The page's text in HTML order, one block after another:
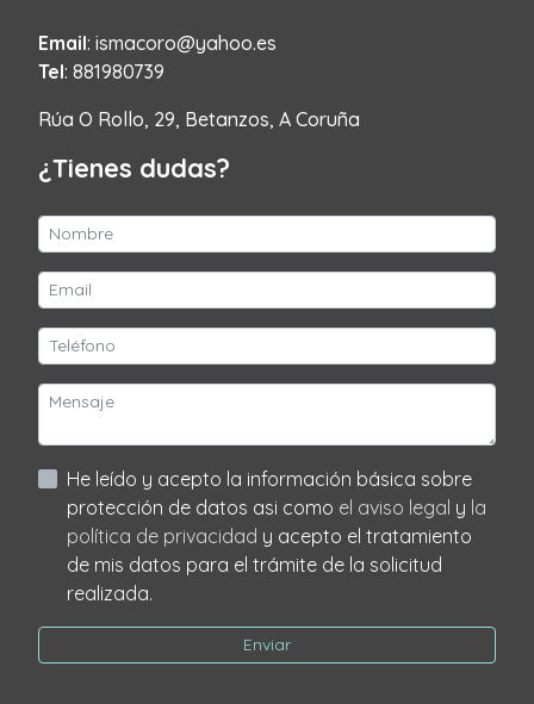
Email: ismacoro@yahoo.es
Tel: 881980739
Rúa O Rollo, 29, Betanzos, A Coruña
¿Tienes dudas?
He leído y acepto la información básica sobre
protección de datos asi como el aviso legal y la
política de privacidad y acepto el tratamiento
de mis datos para el trámite de la solicitud
realizada.
Enviar